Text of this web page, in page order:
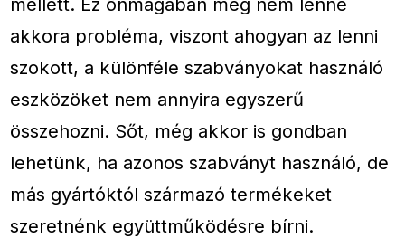
akkora probléma, viszont ahogyan az lenni
szokott, a különféle szabványokat használó
eszközöket nem annyira egyszerű
összehozni. Sőt, még akkor is gondban
lehetünk, ha azonos szabványt használó, de
más gyártóktól származó termékeket
szeretnénk együttműködésre bírni.